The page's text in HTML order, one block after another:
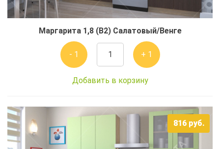
Маргарита 1,8 (В2) Салатовый/Венге
- 1 + 1
Добавить в корзину
816 руб.